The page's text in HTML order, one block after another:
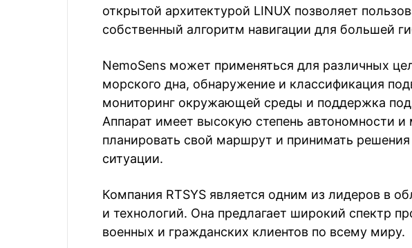
открытой архитектурой LINUX позволяет
собственный алгоритм навигации для большей
NemoSens может применяться для различных
морского дна, обнаружение и классификация
мониторинг окружающей среды и поддержка
Аппарат имеет высокую степень автономности
планировать свой маршрут и принимать
ситуации.
Компания RTSYS является одним из лидеров в
и технологий. Она предлагает широкий спектр
военных и гражданских клиентов по всему миру.